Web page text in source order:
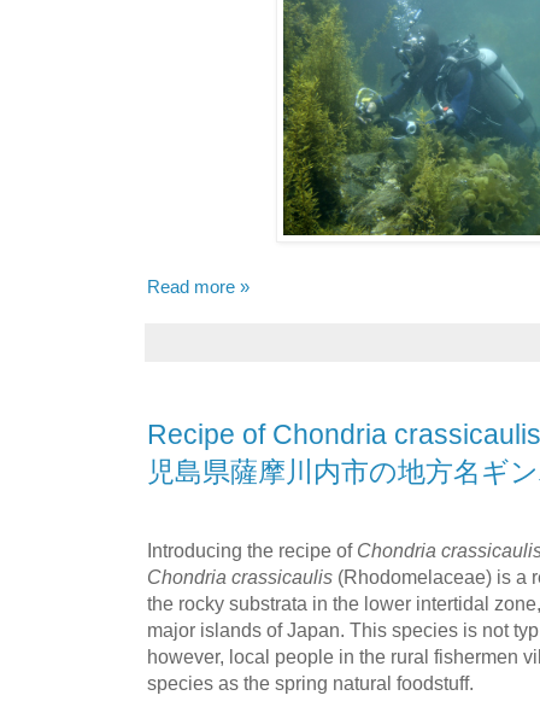
Read more »
Recipe of Chondria
児島県薩摩川内市の地方名ギ
Introducing the recipe of Chondria
Chondria crassicaulis (Rhodomelaceae) is a
the rocky substrata in the lower intertidal
major islands of Japan. This species is not
however, local people in the rural fishermen
species as the spring natural foodstuff.